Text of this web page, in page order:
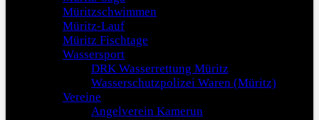
Müritzschwimmen
Müritz-Lauf
Müritz Fischtage
Wassersport
DRK Wasserrettung Müritz
Wasserschutzpolizei Waren (Müritz)
Vereine
Angelverein Kamerun